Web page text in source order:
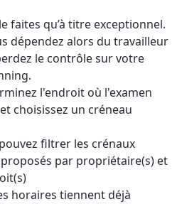
faites qu’à titre exceptionnel.
dépendez alors du travailleur
le contrôle sur votre
l'endroit où l'examen
choisissez un créneau
filtrer les crénaux
par propriétaire(s) et
horaires tiennent déjà